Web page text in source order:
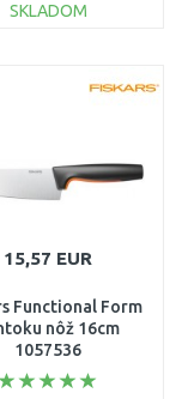
SKLADOM
15,57 EUR
Functional Form
nôž 16cm
1057536